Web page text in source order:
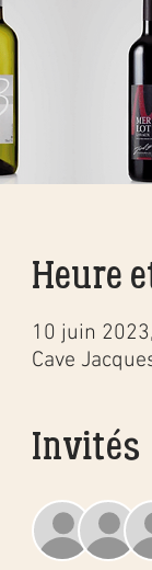
Heure
10 juin
Cave
Invités